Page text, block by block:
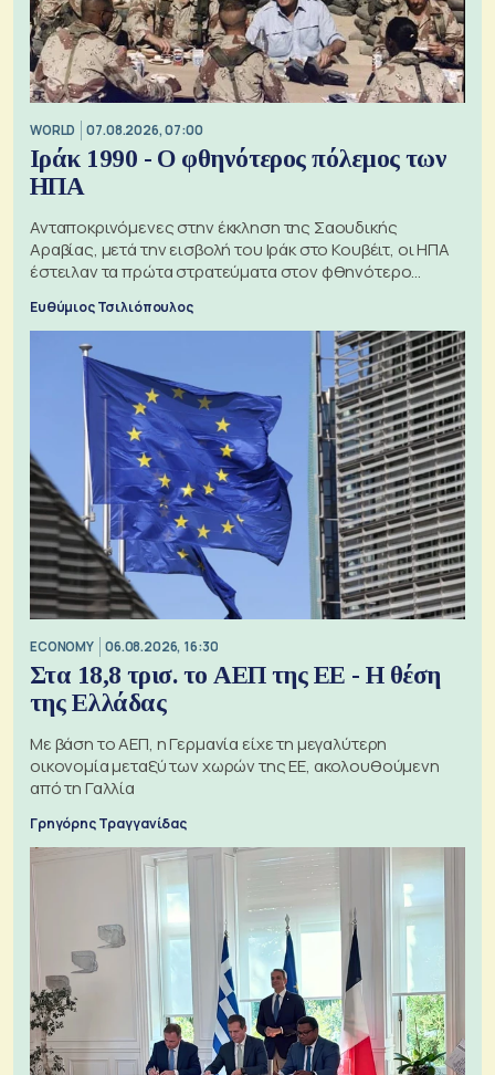
WORLD 07.08.2026, 07:00
Ιράκ 1990 - Ο φθηνότερος πόλεμος των
ΗΠΑ
Ανταποκρινόμενες στην έκκληση της Σαουδικής
Αραβίας, μετά την εισβολή του Ιράκ στο Κουβέιτ, οι ΗΠΑ
έστειλαν τα πρώτα στρατεύματα στον φθηνότερο
πόλεμο της ιστορίας τους
Ευθύμιος Τσιλιόπουλος
ECONOMY 06.08.2026, 16:30
Στα 18,8 τρισ. το ΑΕΠ της ΕΕ - Η θέση
της Ελλάδας
Με βάση το ΑΕΠ, η Γερμανία είχε τη μεγαλύτερη
οικονομία μεταξύ των χωρών της ΕΕ, ακολουθούμενη
από τη Γαλλία
Γρηγόρης Τραγγανίδας